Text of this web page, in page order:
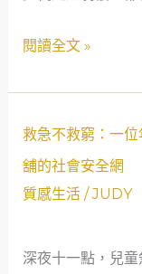
親
與
會
安
網
閱讀全文 »
救急不救窮：一
舖的社會安全網
質感生活/JUDY
深夜十一點，兒
救
救
一